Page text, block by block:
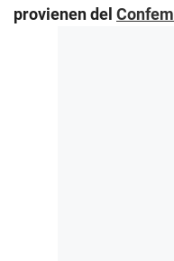
provienen del